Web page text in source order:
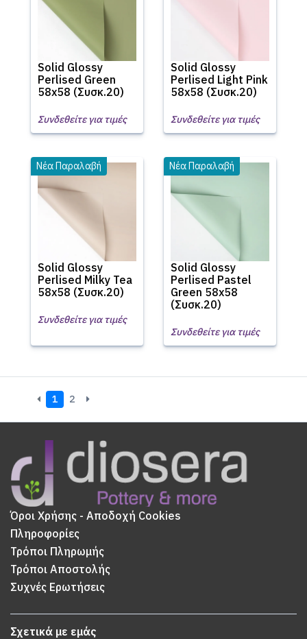
Solid Glossy
Perlised Green
58x58 (Συσκ.20)
Συνδεθείτε για τιμές
Solid Glossy
Perlised Light Pink
58x58 (Συσκ.20)
Συνδεθείτε για τιμές
Solid Glossy
Perlised Milky Tea
58x58 (Συσκ.20)
Νέα Παραλαβή
Συνδεθείτε για τιμές
Solid Glossy
Perlised Pastel
Green 58x58
(Συσκ.20)
Νέα Παραλαβή
Συνδεθείτε για τιμές
1 2
Όροι Χρήσης - Αποδοχή Cookies
Πληροφορίες
Τρόποι Πληρωμής
Τρόποι Αποστολής
Συχνές Ερωτήσεις
Σχετικά με εμάς